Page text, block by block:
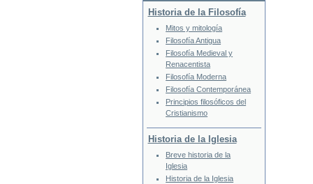
Historia de la Filosofía
Mitos y mitología
Filosofía Antigua
Filosofía Medieval y
Renacentista
Filosofía Moderna
Filosofía Contemporánea
Principios filosóficos del
Cristianismo
Historia de la Iglesia
Breve historia de la
Iglesia
Historia de la Iglesia